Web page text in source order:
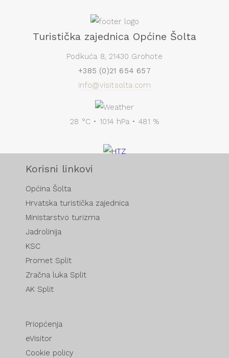
Turistička zajednica Općine Šolta
Podkuća 8, 21430 Grohote
+385 (0)21 654 657
info@visitsolta.com
28 °C • 1014 hPa • 48.1 %
Korisni linkovi
Općina Šolta
Hrvatska turistička zajednica
Ministarstvo turizma
Jadrolinija
KSC
Promet Split
Zračna luka Split
AK Split
Priopćenja
eVisitor
Cookie policy